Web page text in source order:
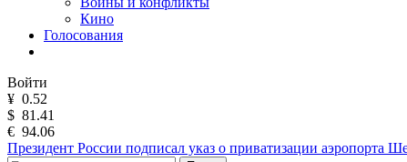
Кино
Голосования
Войти
¥ 0.52
$ 81.41
€ 94.06
Президент России подписал указ о приватизации аэропорта